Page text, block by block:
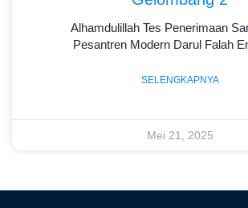
Alhamdulillah Tes Penerimaan
Pesantren Modern Darul Falah
SELENGKAPNYA
Mei 21, 2025